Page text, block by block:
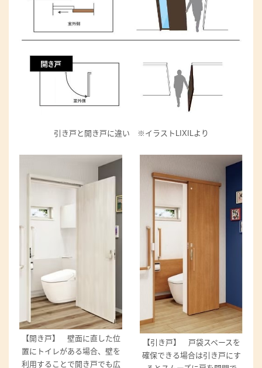
引き戸と開き戸に違い ※イラストLIXILより
【開き戸】 壁面に直した位
置にトイレがある場合、壁を
利用することで開き戸でも広
【引き戸】 戸袋スペースを
確保できる場合は引き戸にす